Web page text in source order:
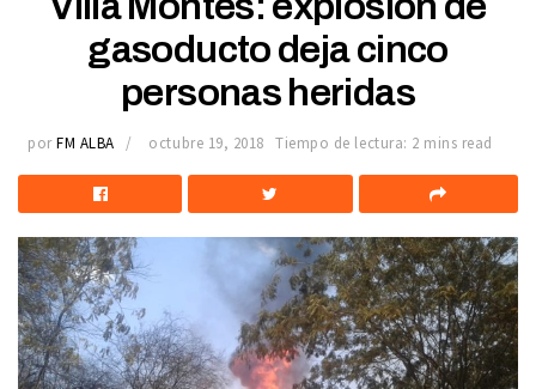
gasoducto deja cinco
personas heridas
por FM ALBA octubre 19, 2018 Tiempo de lectura: 2 mins read